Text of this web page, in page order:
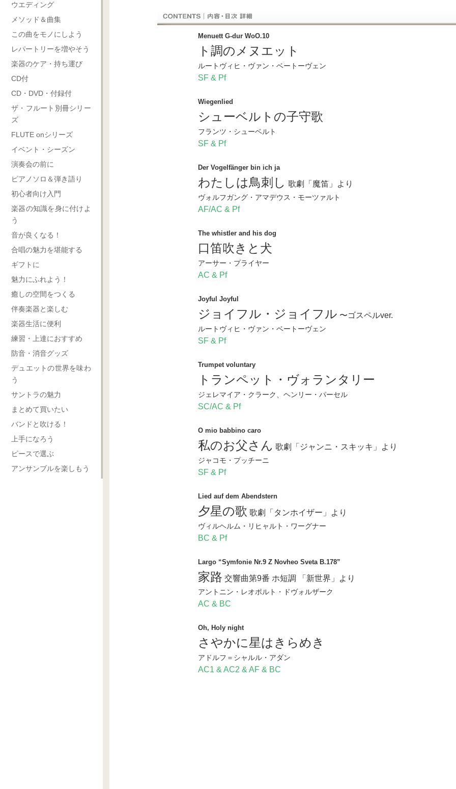
ウエディング
メソッド＆曲集
この曲をモノにしよう
レパートリーを増やそう
楽器のケア・持ち運び
CD付
CD・DVD・付録付
ザ・フルート別冊シリー
ズ
FLUTE onシリーズ
イベント・シーズン
演奏会の前に
ピアノソロ＆弾き語り
初心者向け入門
楽器の知識を身に付けよ
う
音が良くなる！
合唱の魅力を堪能する
ギフトに
魅力にふれよう！
癒しの空間をつくる
伴奏楽器と楽しむ
楽器生活に便利
練習・上達におすすめ
防音・消音グッズ
デュエットの世界を味わ
う
サントラの魅力
まとめて買いたい
バンドと吹ける！
上手になろう
ピースで選ぶ
アンサンブルを楽しもう
Menuett G-dur WoO.10
ト調のメヌエット
ルートヴィヒ・ヴァン・ベートーヴェン
SF & Pf
Wiegenlied
シューベルトの子守歌
フランツ・シューベルト
SF & Pf
Der Vogelfänger bin ich ja
わたしは鳥刺し 歌劇「魔笛」より
ヴォルフガング・アマデウス・モーツァルト
AF/AC & Pf
The whistler and his dog
口笛吹きと犬
アーサー・プライヤー
AC & Pf
Joyful Joyful
ジョイフル・ジョイフル 〜ゴスペルver.
ルートヴィヒ・ヴァン・ベートーヴェン
SF & Pf
Trumpet voluntary
トランペット・ヴォランタリー
ジェレマイア・クラーク、ヘンリー・パーセル
SC/AC & Pf
O mio babbino caro
私のお父さん 歌劇「ジャンニ・スキッキ」より
ジャコモ・プッチーニ
SF & Pf
Lied auf dem Abendstern
夕星の歌 歌劇「タンホイザー」より
ヴィルヘルム・リヒャルト・ワーグナー
BC & Pf
Largo “Symfonie Nr.9 Z Novheo Sveta B.178”
家路 交響曲第9番 ホ短調 「新世界」より
アントニン・レオポルト・ドヴォルザーク
AC & BC
Oh, Holy night
さやかに星はきらめき
アドルフ＝シャルル・アダン
AC1 & AC2 & AF & BC